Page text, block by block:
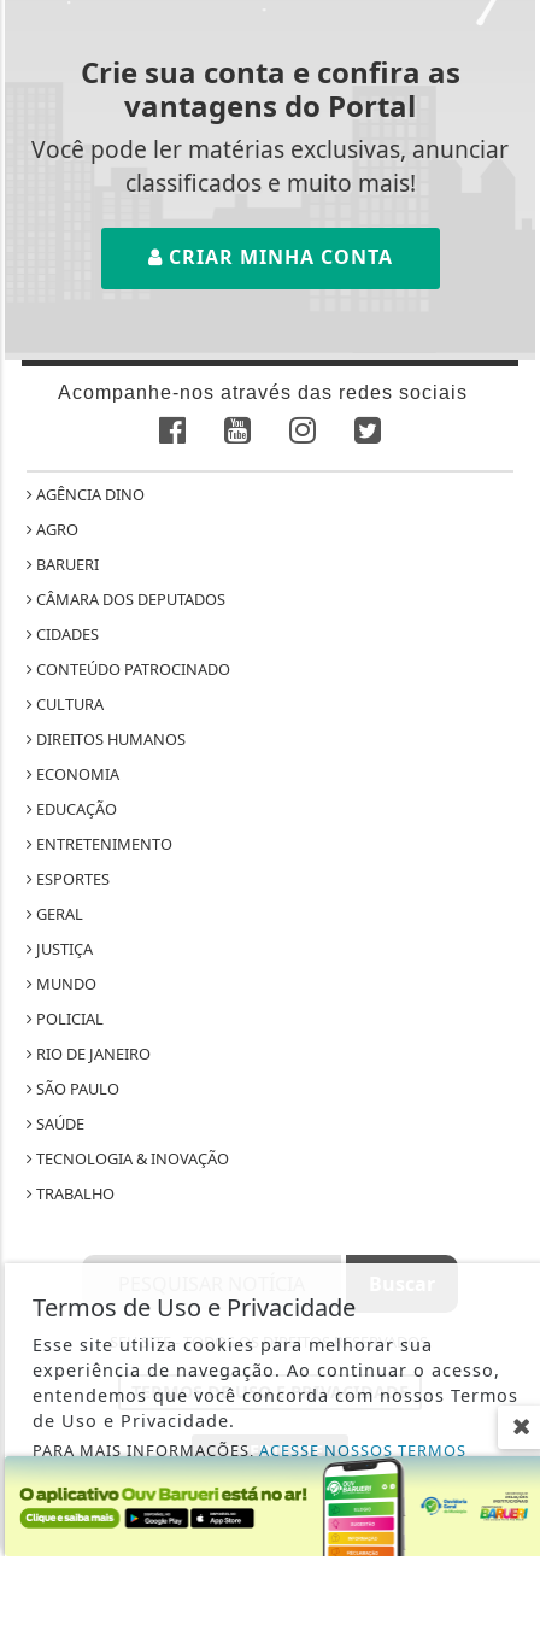
Crie sua conta e confira as
vantagens do Portal
Você pode ler matérias exclusivas, anunciar
classificados e muito mais!
CRIAR MINHA CONTA
Acompanhe-nos através das redes sociais
AGÊNCIA DINO
AGRO
BARUERI
CÂMARA DOS DEPUTADOS
CIDADES
CONTEÚDO PATROCINADO
CULTURA
DIREITOS HUMANOS
ECONOMIA
EDUCAÇÃO
ENTRETENIMENTO
ESPORTES
GERAL
JUSTIÇA
MUNDO
POLICIAL
RIO DE JANEIRO
SÃO PAULO
SAÚDE
TECNOLOGIA & INOVAÇÃO
TRABALHO
SEU SITE - TODOS OS DIREITOS RESERVADOS.
TERMOS DE USO E PRIVACIDADE
EXPEDIENTE
SOBRE
Termos de Uso e Privacidade
Esse site utiliza cookies para melhorar sua
experiência de navegação. Ao continuar o acesso,
entendemos que você concorda com nossos Termos
de Uso e Privacidade.
PARA MAIS INFORMAÇÕES,ACESSE NOSSOS TERMOS
CLICANDO AQUI
PROSSEGUIR